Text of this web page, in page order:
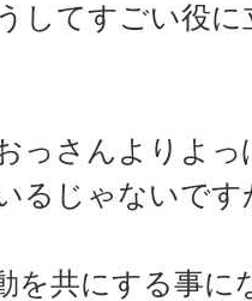
してすごい役
っさんよりよっ
るじゃないです
を共にする事に